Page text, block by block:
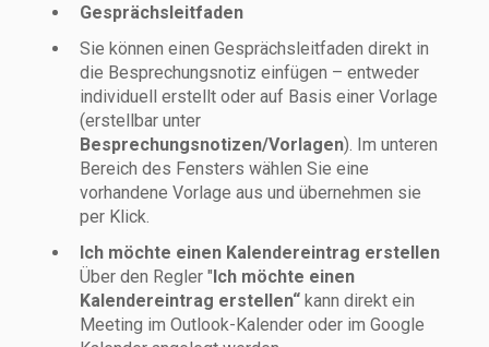
Gesprächsleitfaden
Sie können einen Gesprächsleitfaden direkt in
die Besprechungsnotiz einfügen – entweder
individuell erstellt oder auf Basis einer Vorlage
(erstellbar unter
Besprechungsnotizen/Vorlagen). Im unteren
Bereich des Fensters wählen Sie eine
vorhandene Vorlage aus und übernehmen sie
per Klick.
Ich möchte einen Kalendereintrag erstellen
Über den Regler " Ich möchte einen
Kalendereintrag erstellen“ kann direkt ein
Meeting im Outlook-Kalender oder im Google